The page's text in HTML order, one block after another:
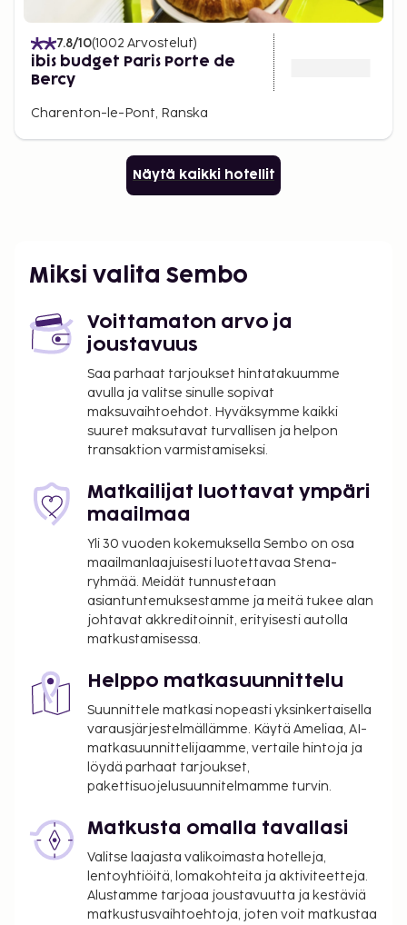
7.8/10(1002 Arvostelut)
ibis budget Paris Porte de
Bercy
Charenton-le-Pont, Ranska
Näytä kaikki hotellit
Miksi valita Sembo
Voittamaton arvo ja
joustavuus
Saa parhaat tarjoukset hintatakuumme
avulla ja valitse sinulle sopivat
maksuvaihtoehdot. Hyväksymme kaikki
suuret maksutavat turvallisen ja helpon
transaktion varmistamiseksi.
Matkailijat luottavat ympäri
maailmaa
Yli 30 vuoden kokemuksella Sembo on osa
maailmanlaajuisesti luotettavaa Stena-
ryhmää. Meidät tunnustetaan
asiantuntemuksestamme ja meitä tukee alan
johtavat akkreditoinnit, erityisesti autolla
matkustamisessa.
Helppo matkasuunnittelu
Suunnittele matkasi nopeasti yksinkertaisella
varausjärjestelmällämme. Käytä Ameliaa, AI-
matkasuunnittelijaamme, vertaile hintoja ja
löydä parhaat tarjoukset,
pakettisuojelusuunnitelmamme turvin.
Matkusta omalla tavallasi
Valitse laajasta valikoimasta hotelleja,
lentoyhtiöitä, lomakohteita ja aktiviteetteja.
Alustamme tarjoaa joustavuutta ja kestäviä
matkustusvaihtoehtoja, joten voit matkustaa